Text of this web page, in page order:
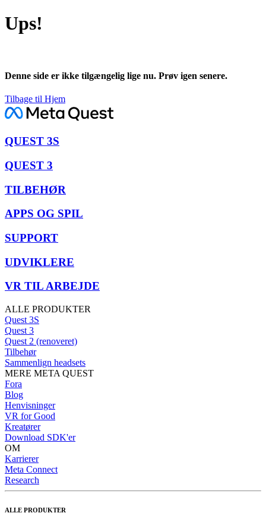
Ups!
Denne side er ikke tilgængelig lige nu. Prøv igen senere.
Tilbage til Hjem
QUEST 3S
QUEST 3
TILBEHØR
APPS OG SPIL
SUPPORT
UDVIKLERE
VR TIL ARBEJDE
ALLE PRODUKTER
Quest 3S
Quest 3
Quest 2 (renoveret)
Tilbehør
Sammenlign headsets
MERE META QUEST
Fora
Blog
Henvisninger
VR for Good
Kreatører
Download SDK'er
OM
Karrierer
Meta Connect
Research
ALLE PRODUKTER